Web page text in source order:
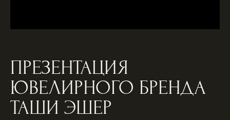
ПРЕЗЕНТАЦИЯ
ЮВЕЛИРНОГО БРЕНДА
ТАШИ ЭШЕР